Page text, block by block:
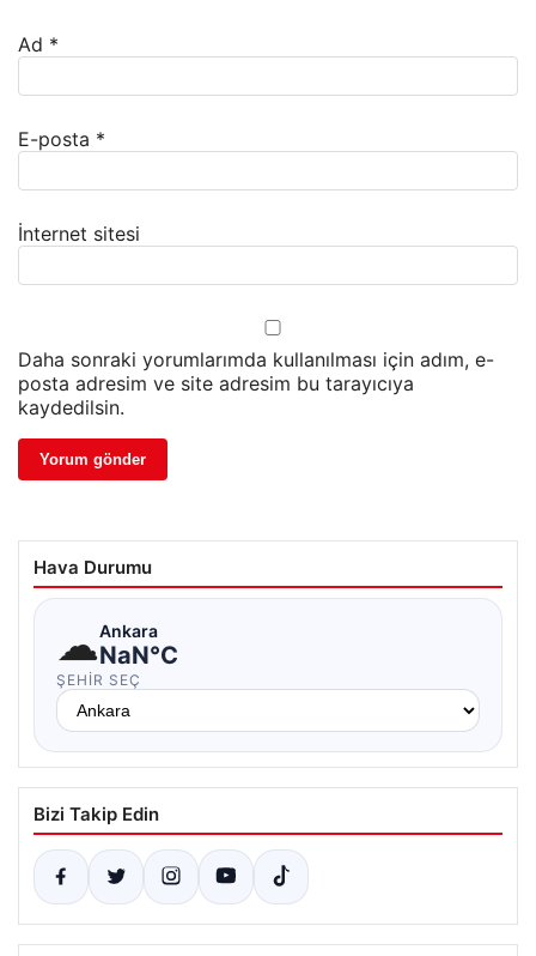
Ad *
E-posta *
İnternet sitesi
Daha sonraki yorumlarımda kullanılması için adım, e-
posta adresim ve site adresim bu tarayıcıya
kaydedilsin.
Hava Durumu
☁Ankara
NaN°C
ŞEHIR SEÇ
Bizi Takip Edin